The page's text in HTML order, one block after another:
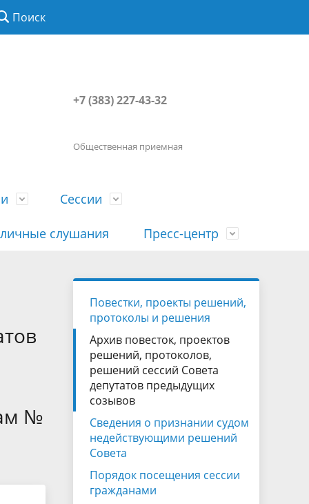
Поиск
+7 (383) 227-43-32
Общественная приемная
История
Муниципальная служба
Объявления
Сессии
Порядок посещения сессии
гражданами
Сведения о доходах, расходах, об
имуществе, обязательствах
имущественного характера
Информационные материалы
слушания Пресс-центр
Наша "Прямая линия"
№
Повестки, проекты решений,
протоколы и решения
Архив повесток, проектов
решений, протоколов,
решений сессий Совета
депутатов предыдущих
созывов
Сведения о признании судом
недействующими решений
Совета
Порядок посещения сессии
гражданами